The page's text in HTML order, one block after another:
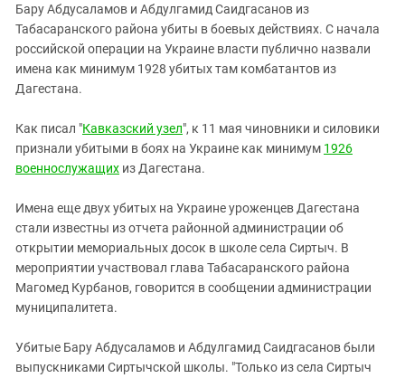
Ростовская область
Северная Осетия - Алания
СКФО
Чечня
Бару Абдусаламов и Абдулгамид Саидгасанов из
Табасаранского района убиты в боевых действиях. С начала
российской операции на Украине власти публично назвали
имена как минимум 1928 убитых там комбатантов из
Дагестана.
Как писал "Кавказский узел", к 11 мая чиновники и силовики
признали убитыми в боях на Украине как минимум 1926
военнослужащих из Дагестана.
Имена еще двух убитых на Украине уроженцев Дагестана
стали известны из отчета районной администрации об
открытии мемориальных досок в школе села Сиртыч. В
мероприятии участвовал глава Табасаранского района
Магомед Курбанов, говорится в сообщении администрации
муниципалитета.
Убитые Бару Абдусаламов и Абдулгамид Саидгасанов были
выпускниками Сиртычской школы. "Только из села Сиртыч